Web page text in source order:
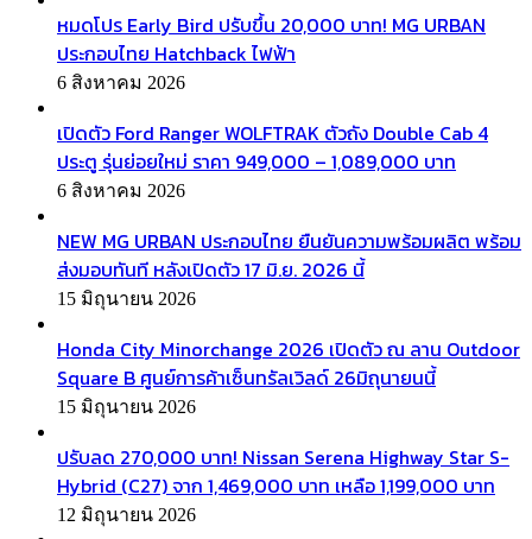
หมดโปร Early Bird ปรับขึ้น 20,000 บาท! MG URBAN
ประกอบไทย Hatchback ไฟฟ้า
6 สิงหาคม 2026
เปิดตัว Ford Ranger WOLFTRAK ตัวถัง Double Cab 4
ประตู รุ่นย่อยใหม่ ราคา 949,000 – 1,089,000 บาท
6 สิงหาคม 2026
NEW MG URBAN ประกอบไทย ยืนยันความพร้อมผลิต พร้อม
ส่งมอบทันที หลังเปิดตัว 17 มิ.ย. 2026 นี้
15 มิถุนายน 2026
Honda City Minorchange 2026 เปิดตัว ณ ลาน Outdoor
Square B ศูนย์การค้าเซ็นทรัลเวิลด์ 26มิถุนายนนี้
15 มิถุนายน 2026
ปรับลด 270,000 บาท! Nissan Serena Highway Star S-
Hybrid (C27) จาก 1,469,000 บาท เหลือ 1,199,000 บาท
12 มิถุนายน 2026